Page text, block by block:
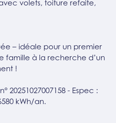
volets, toiture refaite,
– idéale pour un premier
famille à la recherche d’un
!
20251027007158 - Espec :
kWh/an.